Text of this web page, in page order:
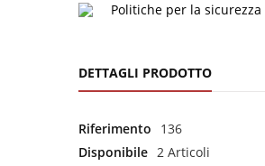
Politiche per la sicurezza
DETTAGLI PRODOTTO
Riferimento
136
Disponibile 2 Articoli